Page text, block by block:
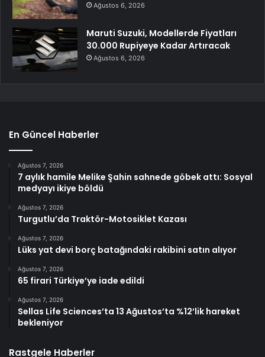
Ağustos 6, 2026
Maruti Suzuki, Modellerde Fiyatları
30.000 Rupiyeye Kadar Artıracak
Ağustos 6, 2026
En Güncel Haberler
Ağustos 7, 2026
7 aylık hamile Melike Şahin sahnede göbek attı: Sosyal
medyayı ikiye böldü
Ağustos 7, 2026
Turgutlu’da Traktör-Motosiklet Kazası
Ağustos 7, 2026
Lüks yat devi borç batağındaki rakibini satın alıyor
Ağustos 7, 2026
65 firari Türkiye’ye iade edildi
Ağustos 7, 2026
Sellas Life Sciences’ta 13 Ağustos’ta %12’lik hareket
bekleniyor
Rastgele Haberler